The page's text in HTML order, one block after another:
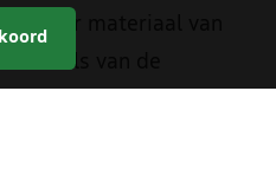
vindt er materiaal van
als van de